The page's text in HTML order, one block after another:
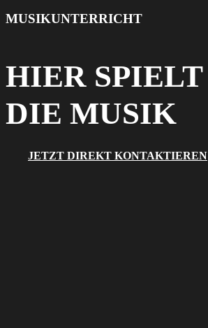
MUSIKUNTERRICHT
HIER SPIELT
DIE MUSIK
JETZT DIREKT KONTAKTIEREN